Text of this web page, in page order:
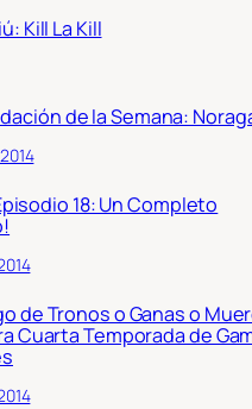
Kill La Kill
de la Semana:
18: Un Completo
de Tronos o Ganas o
Cuarta Temporada de